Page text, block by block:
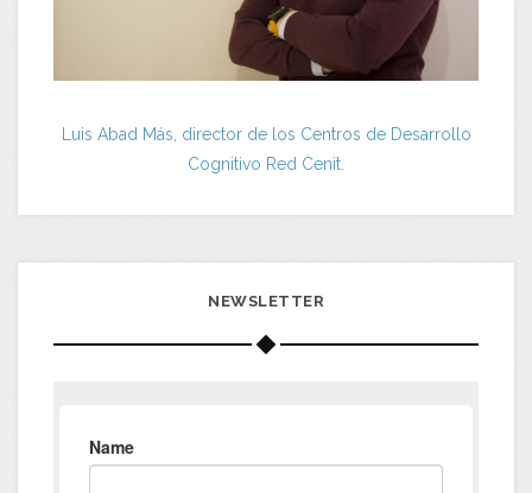
Luis Abad Más, director de los Centros de Desarrollo
Cognitivo Red Cenit.
NEWSLETTER